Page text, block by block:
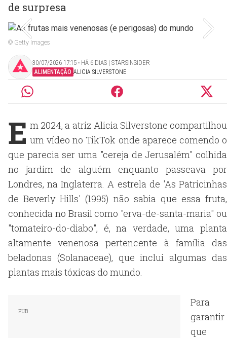
de surpresa
© Getty Images
30/07/2026 17:15 ‧ HÁ 6 DIAS | STARSINSIDER
ALIMENTAÇÃO ALICIA SILVERSTONE
E m 2024, a atriz Alicia Silverstone compartilhou
um vídeo no TikTok onde aparece comendo o
que parecia ser uma "cereja de Jerusalém" colhida
no jardim de alguém enquanto passeava por
Londres, na Inglaterra. A estrela de 'As Patricinhas
de Beverly Hills' (1995) não sabia que essa fruta,
conhecida no Brasil como "erva-de-santa-maria" ou
"tomateiro-do-diabo", é, na verdade, uma planta
altamente venenosa pertencente à família das
beladonas (Solanaceae), que inclui algumas das
plantas mais tóxicas do mundo.
Para
garantir
que